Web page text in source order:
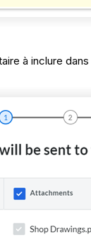
à inclure